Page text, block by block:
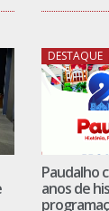
Paudalho
anos de
CULTURA